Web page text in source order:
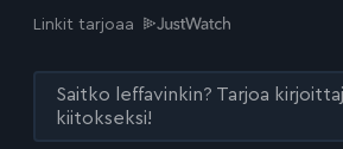
Linkit tarjoaa
Saitko leffavinkin? Tarjoa
kiitokseksi!